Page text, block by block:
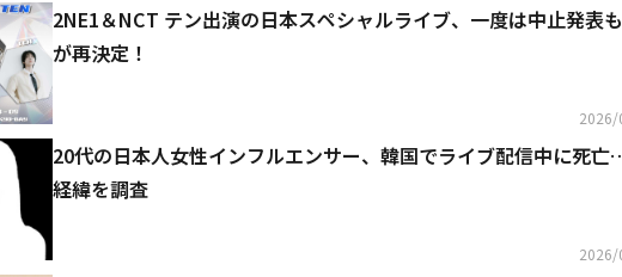
2NE1＆NCT テン出演の日本スペシャルライブ、一度は中止発表
が再決定！
2026/
20代の日本人女性インフルエンサー、韓国でライブ配信中に死
経緯を調査
2026/